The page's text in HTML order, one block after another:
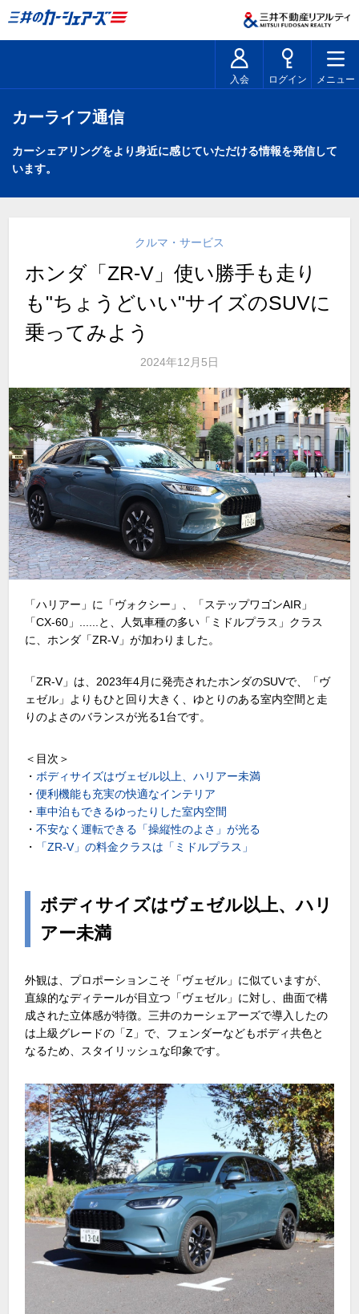
入会 ログイン メニュー
カーライフ通信
カーシェアリングをより身近に感じていただける情報を発信して
います。
クルマ・サービス
ホンダ「ZR-V」使い勝手も走り
も"ちょうどいい"サイズのSUVに
乗ってみよう
2024年12月5日
「ハリアー」に「ヴォクシー」、「ステップワゴンAIR」
「CX-60」......と、人気車種の多い「ミドルプラス」クラス
に、ホンダ「ZR-V」が加わりました。
「ZR-V」は、2023年4月に発売されたホンダのSUVで、「ヴ
ェゼル」よりもひと回り大きく、ゆとりのある室内空間と走
りのよさのバランスが光る1台です。
＜目次＞
・ボディサイズはヴェゼル以上、ハリアー未満
・便利機能も充実の快適なインテリア
・車中泊もできるゆったりした室内空間
・不安なく運転できる「操縦性のよさ」が光る
・
「ZR-V」の料金クラスは「ミドルプラス」
ボディサイズはヴェゼル以上、ハリ
アー未満
外観は、プロポーションこそ「ヴェゼル」に似ていますが、
直線的なディテールが目立つ「ヴェゼル」に対し、曲面で構
成された立体感が特徴。三井のカーシェアーズで導入したの
は上級グレードの「Z」で、フェンダーなどもボディ共色と
なるため、スタイリッシュな印象です。